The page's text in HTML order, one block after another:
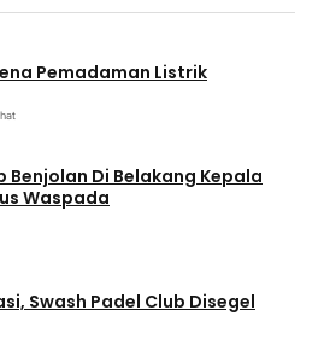
Pemadaman Listrik
Benjolan Di Belakang Kepala
Waspada
Swash Padel Club Disegel